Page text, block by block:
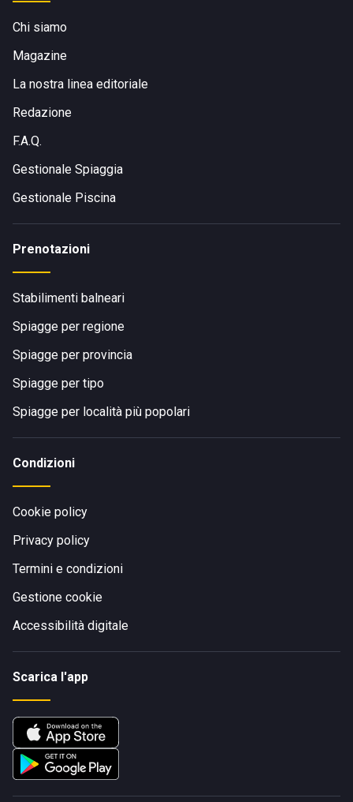
Chi siamo
Magazine
La nostra linea editoriale
Redazione
F.A.Q.
Gestionale Spiaggia
Gestionale Piscina
Prenotazioni
Stabilimenti balneari
Spiagge per regione
Spiagge per provincia
Spiagge per tipo
Spiagge per località più popolari
Condizioni
Cookie policy
Privacy policy
Termini e condizioni
Gestione cookie
Accessibilità digitale
Scarica l'app